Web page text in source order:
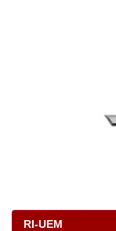
RI-UEM